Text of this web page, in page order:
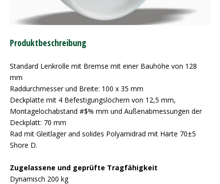
Produktbeschreibung
Standard Lenkrolle mit Bremse mit einer Bauhöhe von 128
mm
Raddurchmesser und Breite: 100 x 35 mm
Deckplatte mit 4 Befestigungslöchern von 12,5 mm,
Montagelochabstand #$% mm und Außenabmessungen der
Deckplatt: 70 mm
Rad mit Gleitlager and solides Polyamidrad mit Härte 70±5
Shore D.
Zugelassene und geprüfte Tragfähigkeit
Dynamisch 200 kg